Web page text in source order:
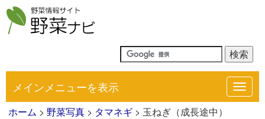
メインメニューを表示
ホーム > 野菜写真 > タマネギ > 玉ねぎ（成長途中）